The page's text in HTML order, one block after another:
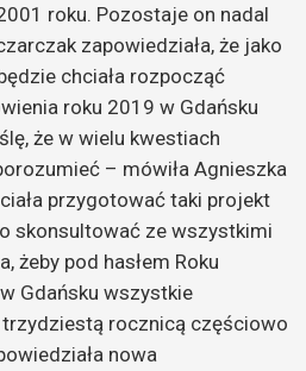
roku. Pozostaje on nadal
zapowiedziała, że jako
chciała rozpocząć
roku 2019 w Gdańsku
że w wielu kwestiach
– mówiła Agnieszka
przygotować taki projekt
skonsultować ze wszystkimi
żeby pod hasłem Roku
Gdańsku wszystkie
rocznicą częściowo
nowa